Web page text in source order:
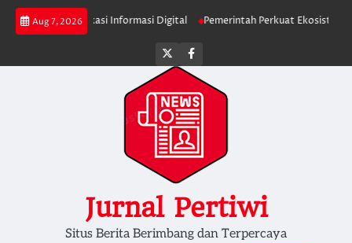
Skip
Aug 7, 2026
Verifikasi Informasi Digital Pemerintah Perkuat Ekosistem Media
Twitterfacebook
Jurnal Pertiwi
Situs Berita Berimbang dan Terpercaya